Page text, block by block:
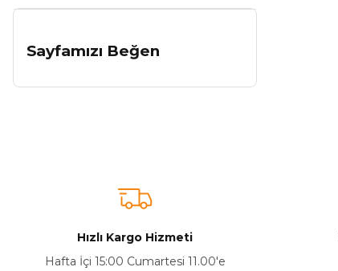
Sayfamızı Beğen
Hızlı Kargo Hizmeti
Hafta İçi 15:00 Cumartesi 11.00'e